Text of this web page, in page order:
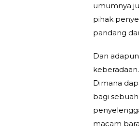
umumnya
pihak
pandang
Dan
Dimana
bagi
macam